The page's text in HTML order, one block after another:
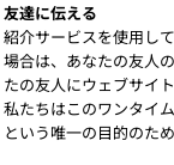
友達に伝える
紹介サービスを使用し
場合は、あなたの友人
たの友人にウェブサイ
私たちはこのワンタイ
という唯一の目的のた